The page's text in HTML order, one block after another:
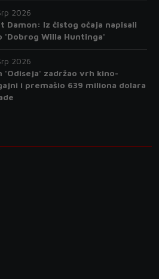
2026
Damon: Iz čistog očaja napisali
'Dobrog Willa Huntinga'
2026
'Odiseja' zadržao vrh kino-
i premašio 639 miliona dolara